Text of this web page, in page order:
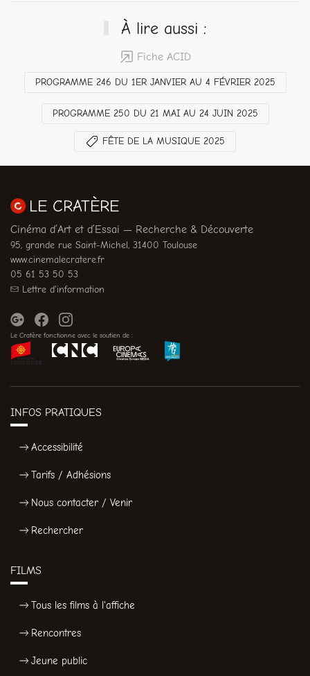
À lire aussi :
Fiche ACID
PROGRAMME 246 DU 1ER JANVIER AU 4 FÉVRIER 2025
PROGRAMME 250 DU 21 MAI AU 24 JUIN 2025
FÊTE DE LA MUSIQUE 2025
LE CRATÈRE
Cinéma d’Art et d’Essai — Recherche & Découverte
95, grande rue Saint-Michel, 31400 Toulouse
www.cinemalecratere.fr
05 61 53 50 53
Lettre d'information
Le Cratère fonctionne avec le soutien de :
INFOS PRATIQUES
Accessibilité
Tarifs / Adhésions
Nous contacter / Venir
Rechercher
FILMS
Tous les films à l'affiche
Rencontres
Jeune public